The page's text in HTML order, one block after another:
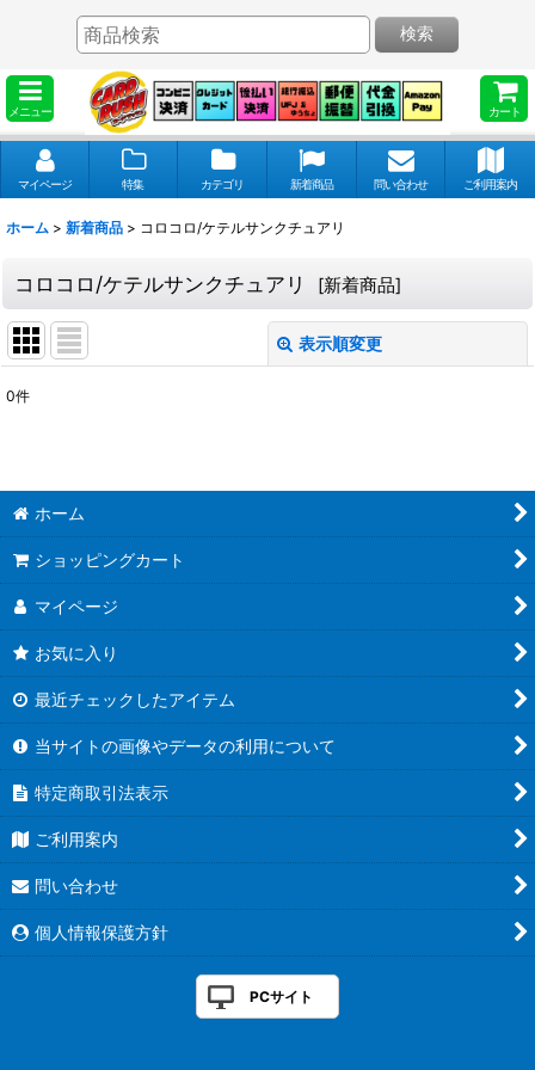
メニュー カート
検索
マイページ 特集 カテゴリ 新着商品 問い合わせ ご利用案内
ホーム > 新着商品 > コロコロ/ケテルサンクチュアリ
コロコロ/ケテルサンクチュアリ [新着商品]
表示順変更
絞り込む
0件
ホーム
ショッピングカート
マイページ
お気に入り
最近チェックしたアイテム
当サイトの画像やデータの利用について
特定商取引法表示
ご利用案内
問い合わせ
個人情報保護方針
PCサイト